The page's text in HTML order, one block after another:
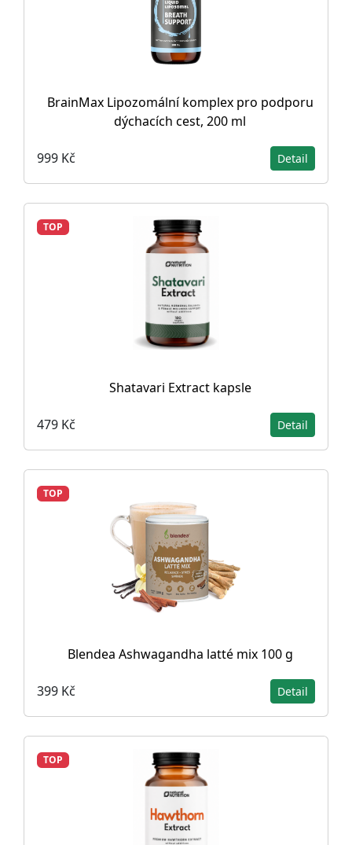
BrainMax Lipozomální komplex pro podporu
dýchacích cest, 200 ml
999 Kč Detail
TOP
Shatavari Extract kapsle
479 Kč Detail
TOP
Blendea Ashwagandha latté mix 100 g
399 Kč Detail
TOP